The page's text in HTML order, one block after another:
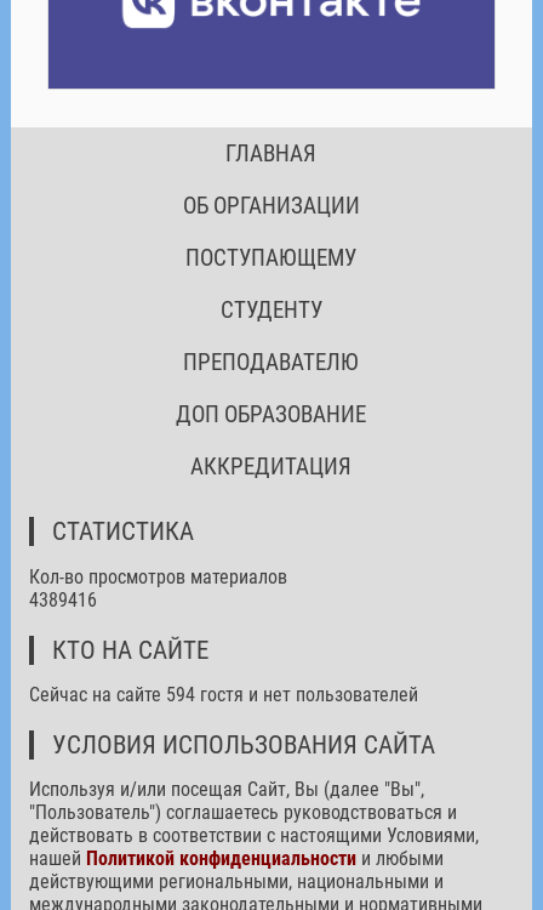
ГЛАВНАЯ
ОБ ОРГАНИЗАЦИИ
ПОСТУПАЮЩЕМУ
СТУДЕНТУ
ПРЕПОДАВАТЕЛЮ
ДОП ОБРАЗОВАНИЕ
АККРЕДИТАЦИЯ
СТАТИСТИКА
Кол-во просмотров материалов
4389416
КТО НА САЙТЕ
Сейчас на сайте 594 гостя и нет пользователей
УСЛОВИЯ ИСПОЛЬЗОВАНИЯ САЙТА
Используя и/или посещая Сайт, Вы (далее "Вы",
"Пользователь") соглашаетесь руководствоваться и
действовать в соответствии с настоящими Условиями,
нашей Политикой конфиденциальностии любыми
действующими региональными, национальными и
международными законодательными и нормативными